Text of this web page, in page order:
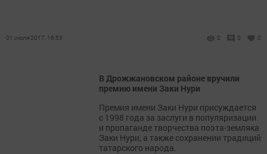
01 июля 2017, 16:53 0 0 0
В Дрожжановском районе вручили
премию имени Заки Нури
Премия имени Заки Нури присуждается
с 1998 года за заслуги в популяризации
и пропаганде творчества поэта-земляка
Заки Нури, а также сохранении традиций
татарского народа.